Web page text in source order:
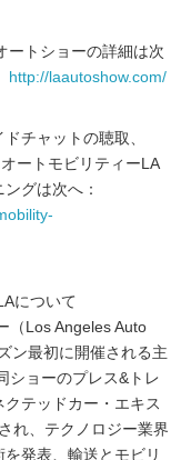
ートショーの詳細は次
http://laautoshow.com/
チャットの聴取、
ートモビリティーLA
グは次へ：
について
（Los Angeles Auto
ン最初に開催される主
ショーのプレス&トレ
テッドカー・エキス
れ、テクノロジー業界
発表、輸送とモビリ